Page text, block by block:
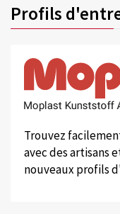
Profils
Trouvez
avec des artisans
nouveaux profils